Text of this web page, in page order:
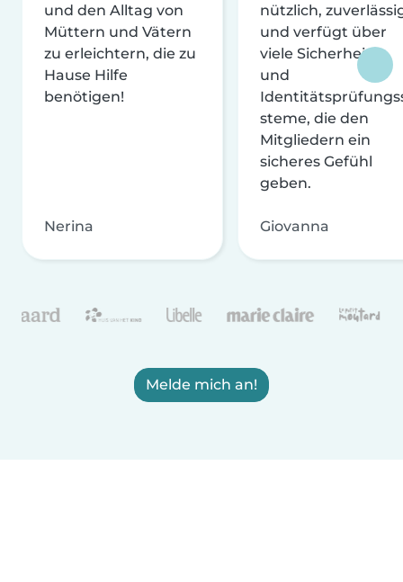
und den Alltag von
Müttern und Vätern
zu erleichtern, die zu
Hause Hilfe
benötigen!
Nerina
nützlich,
und verfügt über
viele Sicherheits-
und
steme, die den
Mitgliedern ein
sicheres Gefühl
geben.
Giovanna
Melde mich an!